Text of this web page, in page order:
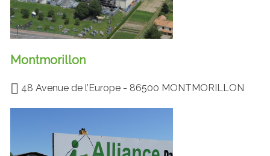
Montmorillon
48 Avenue de l’Europe - 86500 MONTMORILLON